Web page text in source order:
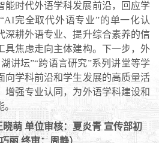
能时代外语学科发展前沿，回应学
完全取代外语专业”的单一化认
深耕外语专业、提升综合素养的信
具焦虑走向主体建构。下一步，外
讲坛”“跨语言研究”系列讲堂等学
向学科前沿和学生发展的高质量活
增强专业认同，为外语学科建设和
晓萌 单位审核：夏炎青 宣传部初